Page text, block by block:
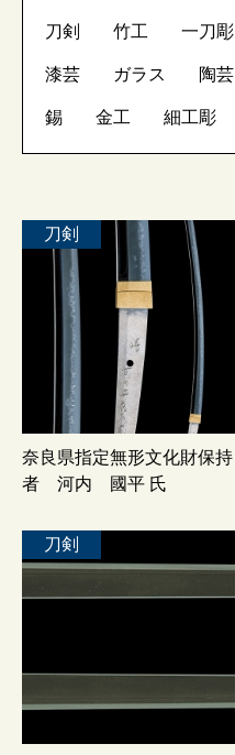
刀剣 竹工 一刀彫
漆芸 ガラス 陶芸
錫 金工 細工彫
刀剣
奈良県指定無形文化財保持
者 河内 國平 氏
刀剣